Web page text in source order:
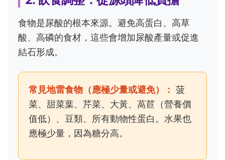
食物是尿酸的根本來源。避免高蛋白、高草
酸、高磷的食材，這些會增加尿酸產量或促進
結石形成。
常見地雷食物（應極少量或避免）： 菠
菜、甜菜葉、芹菜、大黃、萵苣（營養價
值低）、豆類、所有動物性蛋白。水果也
應極少量，因為糖分高。